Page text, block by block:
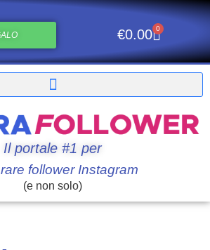
€0.00 0
Il portale #1 per
follower Instagram
(e non solo)